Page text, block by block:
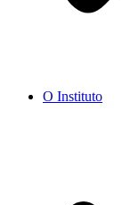
O Instituto